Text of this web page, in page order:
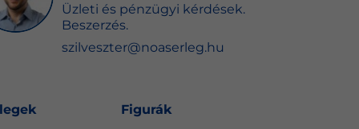
Üzleti és pénzügyi kérdések.
Beszerzés.
szilveszter@noaserleg.hu
Figurák